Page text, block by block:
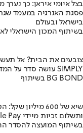
בצל איומי איראן: כך נערך
פסגת האנרגיה במעמד
בישראל ובעולם
בשיתוף המכון הישראלי
צובעים את הבית? אל
מומחה BG BOND עושה סדר על המדפים ומציג את מותג הצבע SIMPLY
בשיתוף BG BOND
שיא של 600 מיליון שקל: הטוטו עושה מהפיכה
יחסי הימור משופרים, הפקדות ב-Apple Pay ותשלום זכיות מיידי
בשיתוף המועצה להסדר